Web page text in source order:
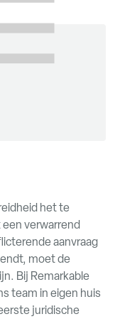
het te
verwarrend
aanvraag
moet de
Bij Remarkable
team in eigen huis
juridische